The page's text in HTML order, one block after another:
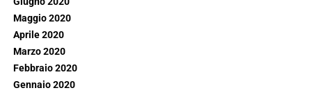
Maggio 2020
Aprile 2020
Marzo 2020
Febbraio 2020
Gennaio 2020